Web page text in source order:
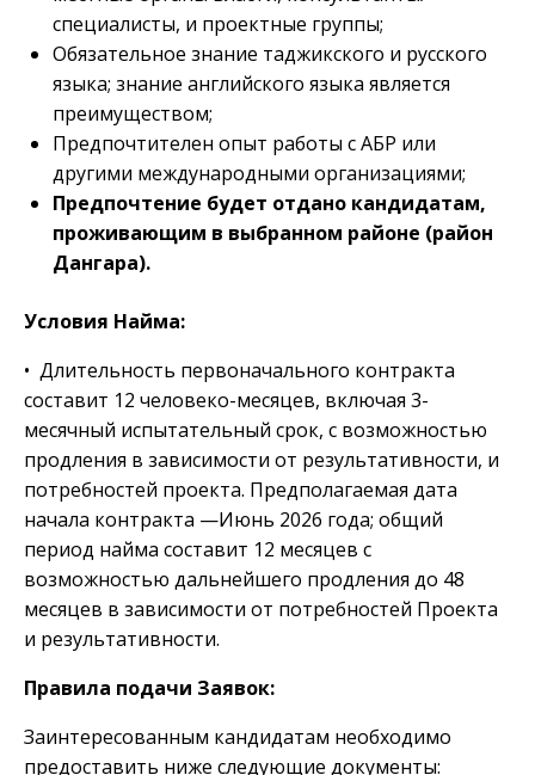
специалисты, и проектные группы;
Обязательное знание таджикского и русского
языка; знание английского языка является
преимуществом;
Предпочтителен опыт работы с АБР или
другими международными организациями;
Предпочтение будет отдано кандидатам,
проживающим в выбранном районе (район
Дангара).
Условия Найма:
• Длительность первоначального контракта
составит 12 человеко-месяцев, включая 3-
месячный испытательный срок, с возможностью
продления в зависимости от результативности, и
потребностей проекта. Предполагаемая дата
начала контракта —Июнь 2026 года; общий
период найма составит 12 месяцев с
возможностью дальнейшего продления до 48
месяцев в зависимости от потребностей Проекта
и результативности.
Правила подачи Заявок:
Заинтересованным кандидатам необходимо
предоставить ниже следующие документы: